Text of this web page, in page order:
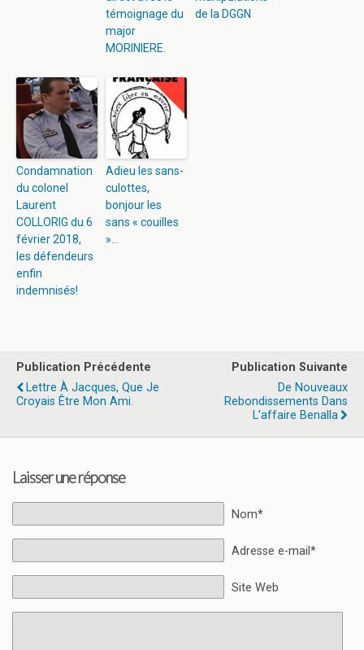
témoignage du
major
MORINIERE.
de la DGGN
Condamnation
du colonel
Laurent
COLLORIG du 6
février 2018,
les défendeurs
enfin
indemnisés!
Adieu les sans-
culottes,
bonjour les
sans « couilles
»…
Publication Précédente
Lettre À Jacques, Que Je
Croyais Être Mon Ami.
Publication Suivante
De Nouveaux
Rebondissements Dans
L'affaire Benalla
Laisser une réponse
Nom*
Adresse e-mail*
Site Web